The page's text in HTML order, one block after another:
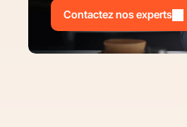
Contactez nos experts